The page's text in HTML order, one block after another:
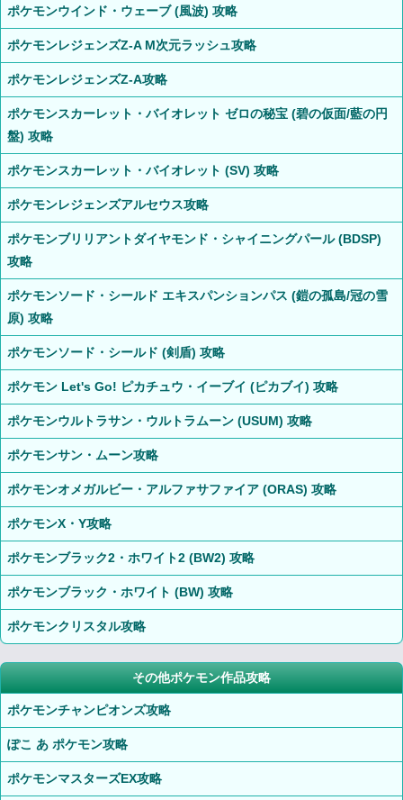
ポケモンウインド・ウェーブ (風波) 攻略
ポケモンレジェンズZ-A M次元ラッシュ攻略
ポケモンレジェンズZ-A攻略
ポケモンスカーレット・バイオレット ゼロの秘宝 (碧の仮面/藍の円
盤) 攻略
ポケモンスカーレット・バイオレット (SV) 攻略
ポケモンレジェンズアルセウス攻略
ポケモンブリリアントダイヤモンド・シャイニングパール (BDSP)
攻略
ポケモンソード・シールド エキスパンションパス (鎧の孤島/冠の雪
原) 攻略
ポケモンソード・シールド (剣盾) 攻略
ポケモン Let's Go! ピカチュウ・イーブイ (ピカブイ) 攻略
ポケモンウルトラサン・ウルトラムーン (USUM) 攻略
ポケモンサン・ムーン攻略
ポケモンオメガルビー・アルファサファイア (ORAS) 攻略
ポケモンX・Y攻略
ポケモンブラック2・ホワイト2 (BW2) 攻略
ポケモンブラック・ホワイト (BW) 攻略
ポケモンクリスタル攻略
その他ポケモン作品攻略
ポケモンチャンピオンズ攻略
ぽこ あ ポケモン攻略
ポケモンマスターズEX攻略